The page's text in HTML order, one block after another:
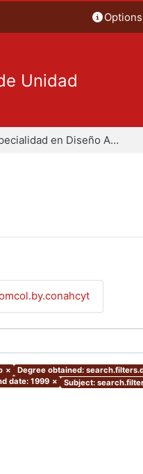
Options
Unidad
Especialidad en Diseño Ambiental
× Degree obtained:
date: 1999 × Subject: